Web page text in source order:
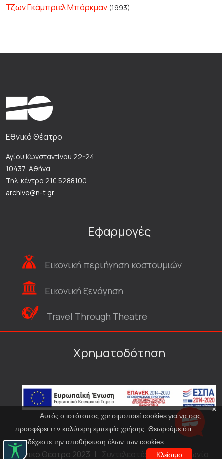
Τζων Γκάμπριελ Μπόρκμαν (1993)
x
Αυτός ο ιστότοπος χρησιμοποιεί cookies για να σας
προσφέρει την καλύτερη εμπειρία χρήσης. Θεωρούμε ότι
αποδέχεστε την αποθήκευση όλων των cookies.
Κλείσιμο
Εθνικό Θέατρο
Αγίου Κωνσταντίνου 22-24
10437, Αθήνα
Τηλ. κέντρο 210 5288100
archive@n-t.gr
Εφαρμογές
Εικονική περιήγηση κοστουμιών
Εικονική ξενάγηση
Travel Through Theatre
Χρηματοδότηση
© Εθνικό Θέατρο 2023 | Συντελεστές Επικοινωνία